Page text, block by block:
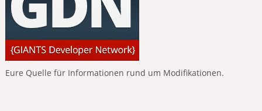
Eure Quelle für Informationen rund um Modifikationen.